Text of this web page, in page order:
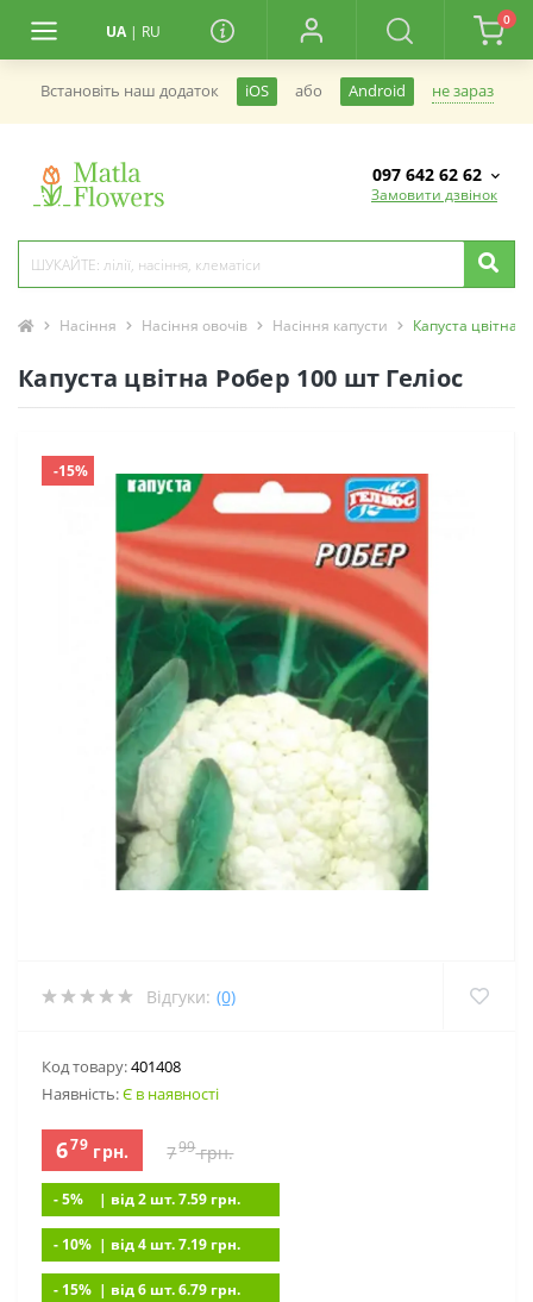
UA | RU
0
Встановiть наш додаток iOS або Android не зараз
097 642 62 62
Замовити дзвінок
Насіння Насіння овочів Насіння капусти Капуста цвітна
Капуста цвітна Робер 100 шт Геліос
-15%
Відгуки: (0)
Код товару:401408
Наявність:Є в наявності
679грн. 799грн.
- 5% | вiд 2 шт. 7.59 грн.
- 10% | вiд 4 шт. 7.19 грн.
- 15% | вiд 6 шт. 6.79 грн.